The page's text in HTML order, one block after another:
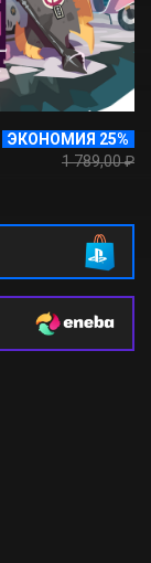
ЭКОНОМИЯ 25%
1 789,00 ₽